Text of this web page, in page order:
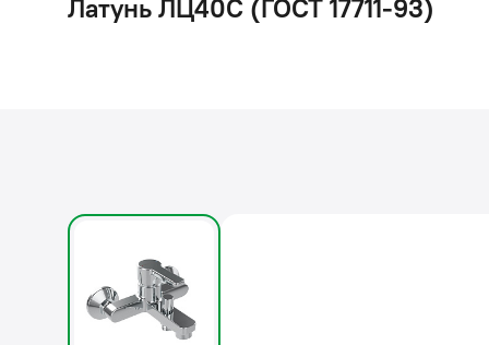
Латунь ЛЦ40C (ГОСТ 17711-93)